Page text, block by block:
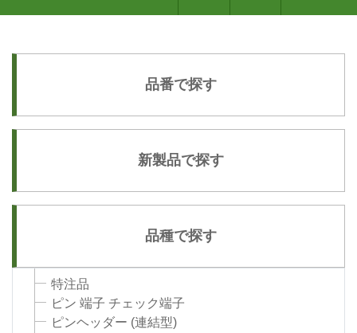
品番で探す
新製品で探す
品種で探す
特注品
ピン 端子 チェック端子
ピンヘッダー (連結型)